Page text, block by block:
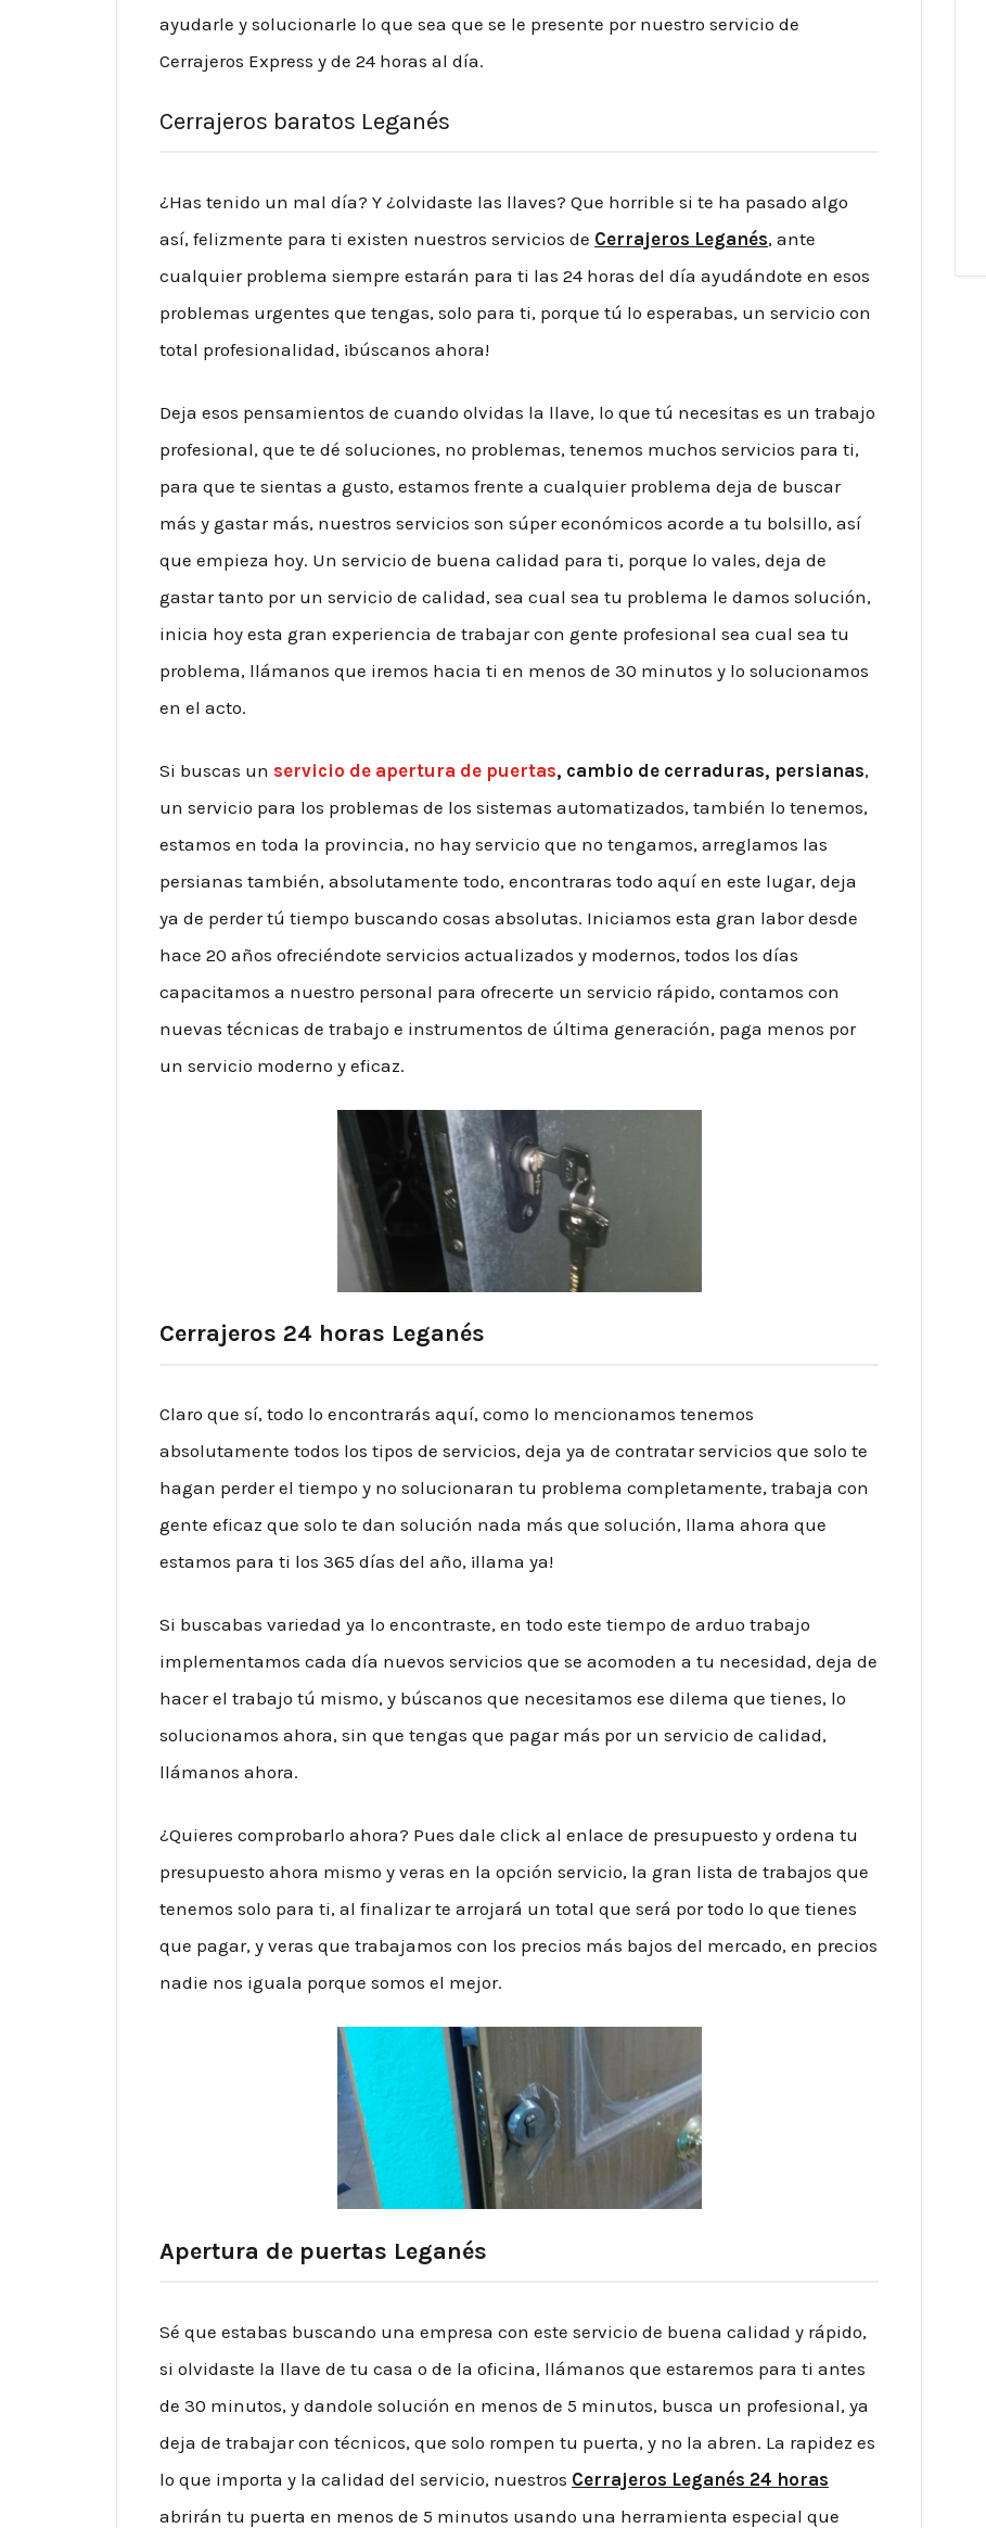
ayudarle y solucionarle lo que sea que se le presente por nuestro servicio de
Cerrajeros Express y de 24 horas al día.
Cerrajeros baratos Leganés
¿Has tenido un mal día? Y ¿olvidaste las llaves? Que horrible si te ha pasado algo
así, felizmente para ti existen nuestros servicios de Cerrajeros Leganés, ante
cualquier problema siempre estarán para ti las 24 horas del día ayudándote en esos
problemas urgentes que tengas, solo para ti, porque tú lo esperabas, un servicio con
total profesionalidad, ¡búscanos ahora!
Deja esos pensamientos de cuando olvidas la llave, lo que tú necesitas es un trabajo
profesional, que te dé soluciones, no problemas, tenemos muchos servicios para ti,
para que te sientas a gusto, estamos frente a cualquier problema deja de buscar
más y gastar más, nuestros servicios son súper económicos acorde a tu bolsillo, así
que empieza hoy. Un servicio de buena calidad para ti, porque lo vales, deja de
gastar tanto por un servicio de calidad, sea cual sea tu problema le damos solución,
inicia hoy esta gran experiencia de trabajar con gente profesional sea cual sea tu
problema, llámanos que iremos hacia ti en menos de 30 minutos y lo solucionamos
en el acto.
Si buscas un servicio de apertura de puertas, cambio de cerraduras, persianas,
un servicio para los problemas de los sistemas automatizados, también lo tenemos,
estamos en toda la provincia, no hay servicio que no tengamos, arreglamos las
persianas también, absolutamente todo, encontraras todo aquí en este lugar, deja
ya de perder tú tiempo buscando cosas absolutas. Iniciamos esta gran labor desde
hace 20 años ofreciéndote servicios actualizados y modernos, todos los días
capacitamos a nuestro personal para ofrecerte un servicio rápido, contamos con
nuevas técnicas de trabajo e instrumentos de última generación, paga menos por
un servicio moderno y eficaz.
Cerrajeros 24 horas Leganés
Claro que sí, todo lo encontrarás aquí, como lo mencionamos tenemos
absolutamente todos los tipos de servicios, deja ya de contratar servicios que solo te
hagan perder el tiempo y no solucionaran tu problema completamente, trabaja con
gente eficaz que solo te dan solución nada más que solución, llama ahora que
estamos para ti los 365 días del año, ¡llama ya!
Si buscabas variedad ya lo encontraste, en todo este tiempo de arduo trabajo
implementamos cada día nuevos servicios que se acomoden a tu necesidad, deja de
hacer el trabajo tú mismo, y búscanos que necesitamos ese dilema que tienes, lo
solucionamos ahora, sin que tengas que pagar más por un servicio de calidad,
llámanos ahora.
¿Quieres comprobarlo ahora? Pues dale click al enlace de presupuesto y ordena tu
presupuesto ahora mismo y veras en la opción servicio, la gran lista de trabajos que
tenemos solo para ti, al finalizar te arrojará un total que será por todo lo que tienes
que pagar, y veras que trabajamos con los precios más bajos del mercado, en precios
nadie nos iguala porque somos el mejor.
Apertura de puertas Leganés
Sé que estabas buscando una empresa con este servicio de buena calidad y rápido,
si olvidaste la llave de tu casa o de la oficina, llámanos que estaremos para ti antes
de 30 minutos, y dandole solución en menos de 5 minutos, busca un profesional, ya
deja de trabajar con técnicos, que solo rompen tu puerta, y no la abren. La rapidez es
lo que importa y la calidad del servicio, nuestros Cerrajeros Leganés 24 horas
abrirán tu puerta en menos de 5 minutos usando una herramienta especial que